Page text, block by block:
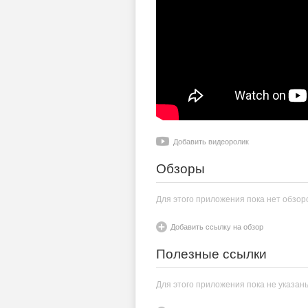
Добавить видеоролик
Обзоры
Для этого приложения пока нет
Добавить ссылку на обзор
Полезные ссылки
Для этого приложения пока не